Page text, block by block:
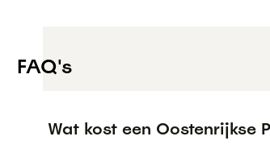
FAQ's
Wat kost een Oostenrijkse